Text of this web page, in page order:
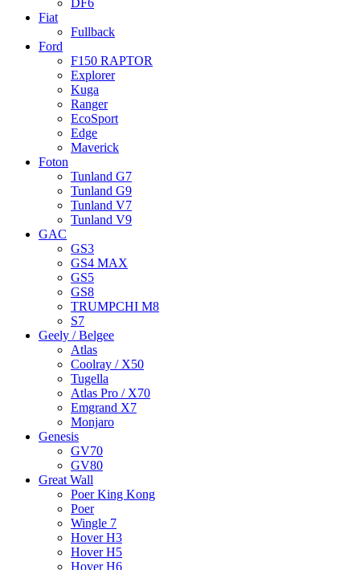
Fiat
Fullback
Ford
F150 RAPTOR
Explorer
Kuga
Ranger
EcoSport
Edge
Maverick
Foton
Tunland G7
Tunland G9
Tunland V7
Tunland V9
GAC
GS3
GS4 MAX
GS5
GS8
TRUMPCHI M8
S7
Geely / Belgee
Atlas
Coolray / X50
Tugella
Atlas Pro / X70
Emgrand X7
Monjaro
Genesis
GV70
GV80
Great Wall
Poer King Kong
Poer
Wingle 7
Hover H3
Hover H5
Hover H6